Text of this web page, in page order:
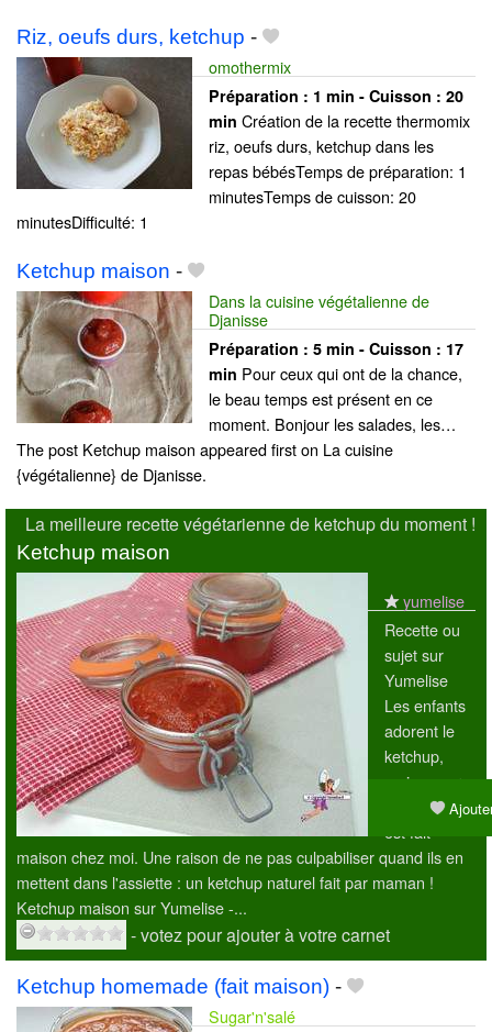
Riz, oeufs durs, ketchup -
omothermix
Préparation : 1 min - Cuisson : 20
min Création de la recette thermomix
riz, oeufs durs, ketchup dans les
repas bébésTemps de préparation: 1
minutesTemps de cuisson: 20
minutesDifficulté: 1
Ketchup maison -
Dans la cuisine végétalienne de
Djanisse
Préparation : 5 min - Cuisson : 17
min Pour ceux qui ont de la chance,
le beau temps est présent en ce
moment. Bonjour les salades, les…
The post Ketchup maison appeared first on La cuisine
{végétalienne} de Djanisse.
La meilleure recette végétarienne de ketchup du moment !
Ketchup maison
yumelise
Recette ou
sujet sur
Yumelise
Les enfants
adorent le
ketchup,
mais encore
plus quand il
est fait
maison chez moi. Une raison de ne pas culpabiliser quand ils en
mettent dans l'assiette : un ketchup naturel fait par maman !
Ketchup maison sur Yumelise -...
- votez pour ajouter à votre carnet
Ketchup homemade (fait maison) -
Sugar'n'salé